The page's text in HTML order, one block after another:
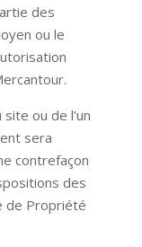
des
ou le
ou de l’un
sera
contrefaçon
des
de Propriété